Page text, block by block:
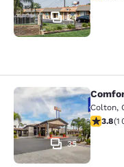
24
Comfort Inn
35
Colton,
3.823.8(1